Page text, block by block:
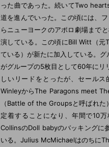
った曲であった。続いてTwo
道を進んでいった。この頃には、
らニューヨークのアポロ劇場まで
演している。この頃にBill Witt（
ている）が新たに加入している。
がグループの5枚目として60年に
しいリードをとったが、セール
WinleyからThe Paragons meet
（Battle of the Groupsと呼ばれた
定着することになり、年間で10
CollinsのDoll babyのバッキングに
いる。Julius McMichaelはのちに